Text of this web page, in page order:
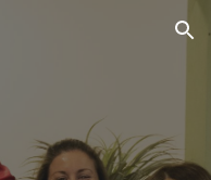
Skip to navigation